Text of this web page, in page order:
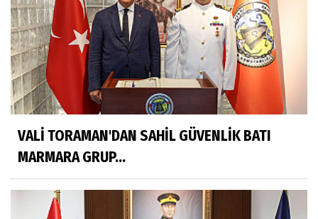
VALİ TORAMAN'DAN SAHİL GÜVENLİK BATI
MARMARA GRUP...